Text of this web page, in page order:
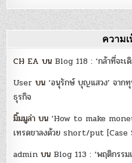
ความ
CH EA บนBlog 118 : ‘กล้าที่จะเ
User บน‘อนุรักษ์ บุญแสวง’ จาก
ธุรกิจ
มิ้มมูล่า บน‘How to make
เทรดขาลงด้วย short/put [Case
admin บนBlog 113 : ‘พฤติกรร